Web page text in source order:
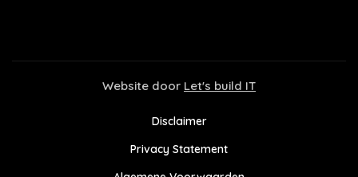
Website door Let's build IT
Disclaimer
Privacy Statement